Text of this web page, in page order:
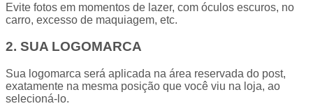
Evite fotos em momentos de lazer, com óculos escuros, no
carro, excesso de maquiagem, etc.
2. SUA LOGOMARCA
Sua logomarca será aplicada na área reservada do post,
exatamente na mesma posição que você viu na loja, ao
selecioná-lo.